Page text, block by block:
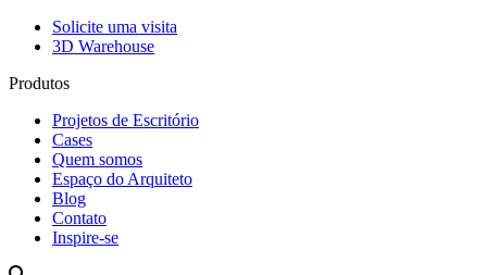
Solicite uma visita
3D Warehouse
Produtos
Projetos de Escritório
Cases
Quem somos
Espaço do Arquiteto
Blog
Contato
Inspire-se